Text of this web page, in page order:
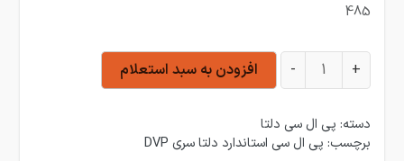
485
پی ال سی دلتا مدل DVP40ES200R عدد
+
- افزودن به سبد استعلام
دسته: پی ال سی دلتا
برچسب: پی ال سی استاندارد دلتا سری DVP